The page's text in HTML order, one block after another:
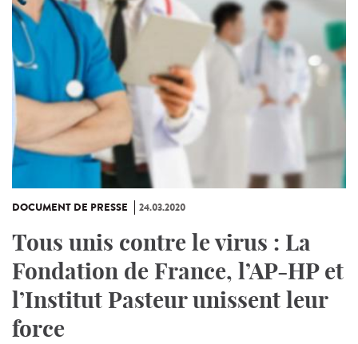
DOCUMENT DE PRESSE 24.03.2020
Tous unis contre le virus : La
Fondation de France, l’AP-HP et
l’Institut Pasteur unissent leur
force